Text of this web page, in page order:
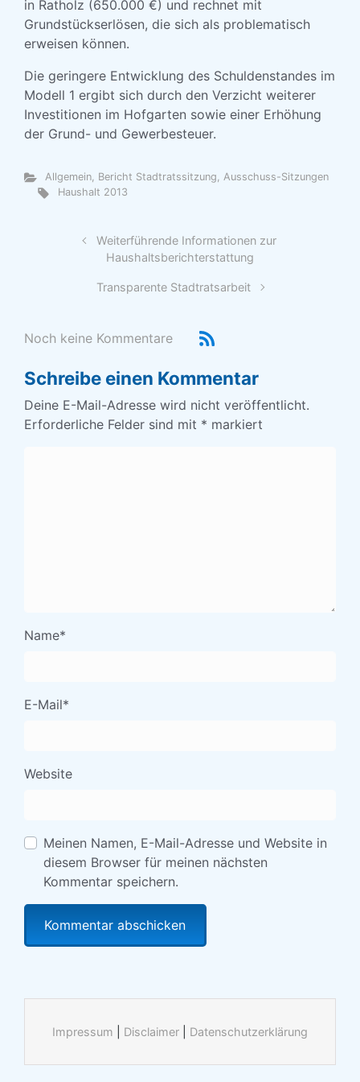
in Ratholz (650.000 €) und rechnet mit
Grundstückserlösen, die sich als problematisch
erweisen können.
Die geringere Entwicklung des Schuldenstandes im
Modell 1 ergibt sich durch den Verzicht weiterer
Investitionen im Hofgarten sowie einer Erhöhung
der Grund- und Gewerbesteuer.
Allgemein, Bericht Stadtratssitzung, Ausschuss-Sitzungen
Haushalt 2013
Weiterführende Informationen zur
Haushaltsberichterstattung
Transparente Stadtratsarbeit
Noch keine Kommentare
Schreibe einen Kommentar
Deine E-Mail-Adresse wird nicht veröffentlicht.
Erforderliche Felder sind mit * markiert
Name*
E-Mail*
Website
Meinen Namen, E-Mail-Adresse und Website in
diesem Browser für meinen nächsten
Kommentar speichern.
Impressum Disclaimer Datenschutzerklärung